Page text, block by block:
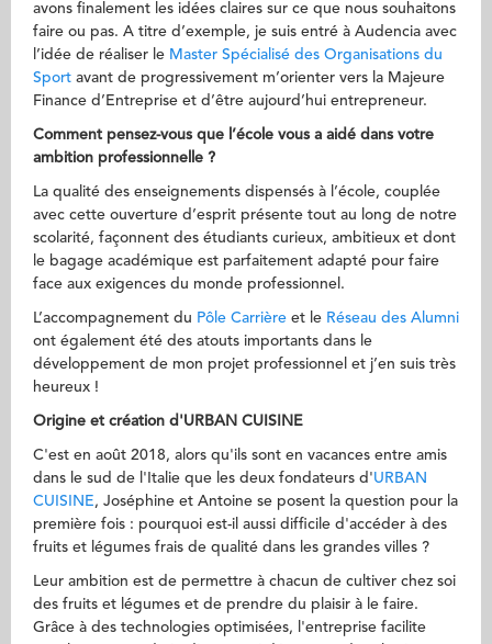
avons finalement les idées claires sur ce que nous souhaitons
faire ou pas. A titre d’exemple, je suis entré à Audencia avec
l’idée de réaliser le Master Spécialisé des Organisations du
Sport avant de progressivement m’orienter vers la Majeure
Finance d’Entreprise et d’être aujourd’hui entrepreneur.
Comment pensez-vous que l’école vous a aidé dans votre
ambition professionnelle ?
La qualité des enseignements dispensés à l’école, couplée
avec cette ouverture d’esprit présente tout au long de notre
scolarité, façonnent des étudiants curieux, ambitieux et dont
le bagage académique est parfaitement adapté pour faire
face aux exigences du monde professionnel.
L’accompagnement du Pôle Carrière et le Réseau des Alumni
ont également été des atouts importants dans le
développement de mon projet professionnel et j’en suis très
heureux !
Origine et création d'URBAN CUISINE
C'est en août 2018, alors qu'ils sont en vacances entre amis
dans le sud de l'Italie que les deux fondateurs d'URBAN
CUISINE, Joséphine et Antoine se posent la question pour la
première fois : pourquoi est-il aussi difficile d'accéder à des
fruits et légumes frais de qualité dans les grandes villes ?
Leur ambition est de permettre à chacun de cultiver chez soi
des fruits et légumes et de prendre du plaisir à le faire.
Grâce à des technologies optimisées, l'entreprise facilite